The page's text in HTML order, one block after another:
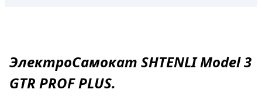
ЭлектроСамокат SHTENLI Model 3
GTR PROF PLUS.